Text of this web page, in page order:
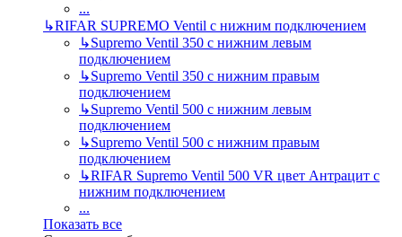
...
↳RIFAR SUPREMO Ventil с нижним подключением
↳Supremo Ventil 350 с нижним левым
подключением
↳Supremo Ventil 350 с нижним правым
подключением
↳Supremo Ventil 500 с нижним левым
подключением
↳Supremo Ventil 500 с нижним правым
подключением
↳RIFAR Supremo Ventil 500 VR цвет Антрацит с
нижним подключением
...
Показать все